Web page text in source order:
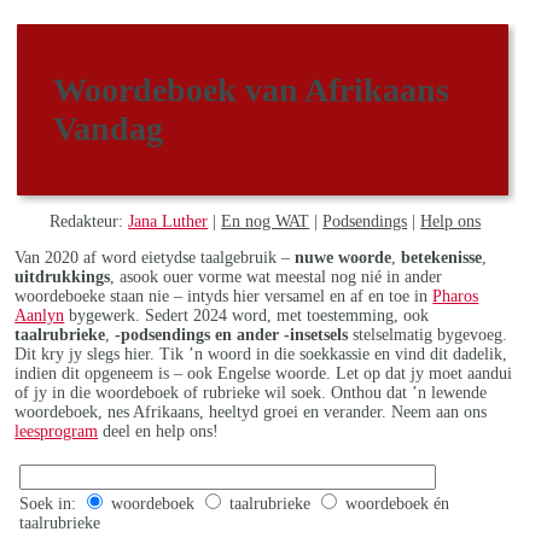
Woordeboek van Afrikaans
Vandag
Redakteur:Jana Luther |En nog WAT |Podsendings |Help ons
Van 2020 af word eietydse taalgebruik –nuwe woorde ,betekenisse
uitdrukkings , asook ouer vorme wat meestal nog nié in ander
woordeboeke staan nie – intyds hier versamel en af en toe inPharos
Aanlyn bygewerk. Sedert 2024 word, met toestemming, ook
taalrubrieke ,-podsendings en ander -insetsels stelselmatig bygevoeg.
Dit kry jy slegs hier. Tik ’n woord in die soekkassie en vind dit dadelik,
indien dit opgeneem is – ook Engelse woorde. Let op dat jy moet aandui
of jy in die woordeboek of rubrieke wil soek. Onthou dat ’n lewende
woordeboek, nes Afrikaans, heeltyd groei en verander. Neem aan ons
leesprogram deel en help ons!
Soek in: woordeboek taalrubrieke
woordeboek én
taalrubrieke